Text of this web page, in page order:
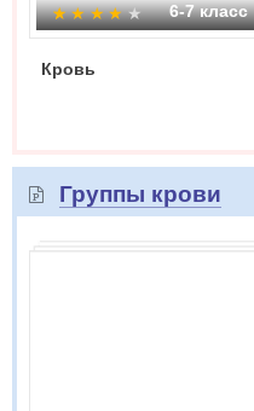
6-7 класс
Кровь
Группы крови